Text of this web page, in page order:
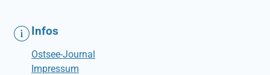
Infos
Ostsee-Journal
Impressum